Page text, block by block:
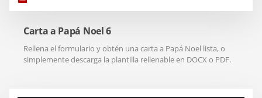
Carta a Papá Noel 6
Rellena el formulario y obtén una carta a Papá Noel lista, o
simplemente descarga la plantilla rellenable en DOCX o PDF.